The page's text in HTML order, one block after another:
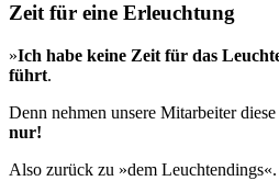
Zeit für eine Erleuchtung
»Ich habe keine Zeit für das
führt.
Denn nehmen unsere Mitarbeiter
nur!
Also zurück zu »dem